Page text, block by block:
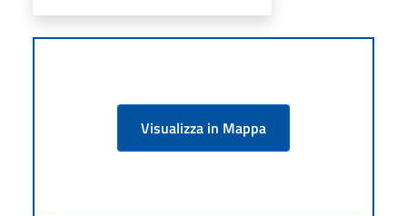
Visualizza in Mappa